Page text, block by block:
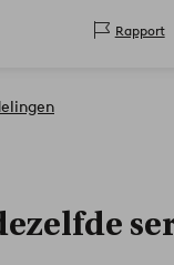
Rapport